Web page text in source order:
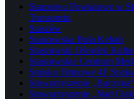
Starostwo Powiatowe w
Transportu
Staszów
Staszowska Buła Kebab
Staszowski Ośrodek
Staszowskie Centrum
Stoisko Firmowe 4F
Stowarzyszenie
Stowarzyszenie „Nad